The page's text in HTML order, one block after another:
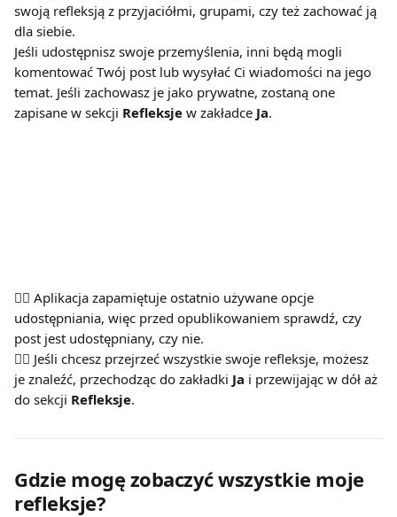
swoją refleksją z przyjaciółmi, grupami, czy też zachować ją
dla siebie.
Jeśli udostępnisz swoje przemyślenia, inni będą mogli
komentować Twój post lub wysyłać Ci wiadomości na jego
temat. Jeśli zachowasz je jako prywatne, zostaną one
zapisane w sekcji Refleksje w zakładce Ja.
👉🏽 Aplikacja zapamiętuje ostatnio używane opcje
udostępniania, więc przed opublikowaniem sprawdź, czy
post jest udostępniany, czy nie.
👉🏽 Jeśli chcesz przejrzeć wszystkie swoje refleksje, możesz
je znaleźć, przechodząc do zakładki Ja i przewijając w dół aż
do sekcji Refleksje.
Gdzie mogę zobaczyć wszystkie moje
refleksje?